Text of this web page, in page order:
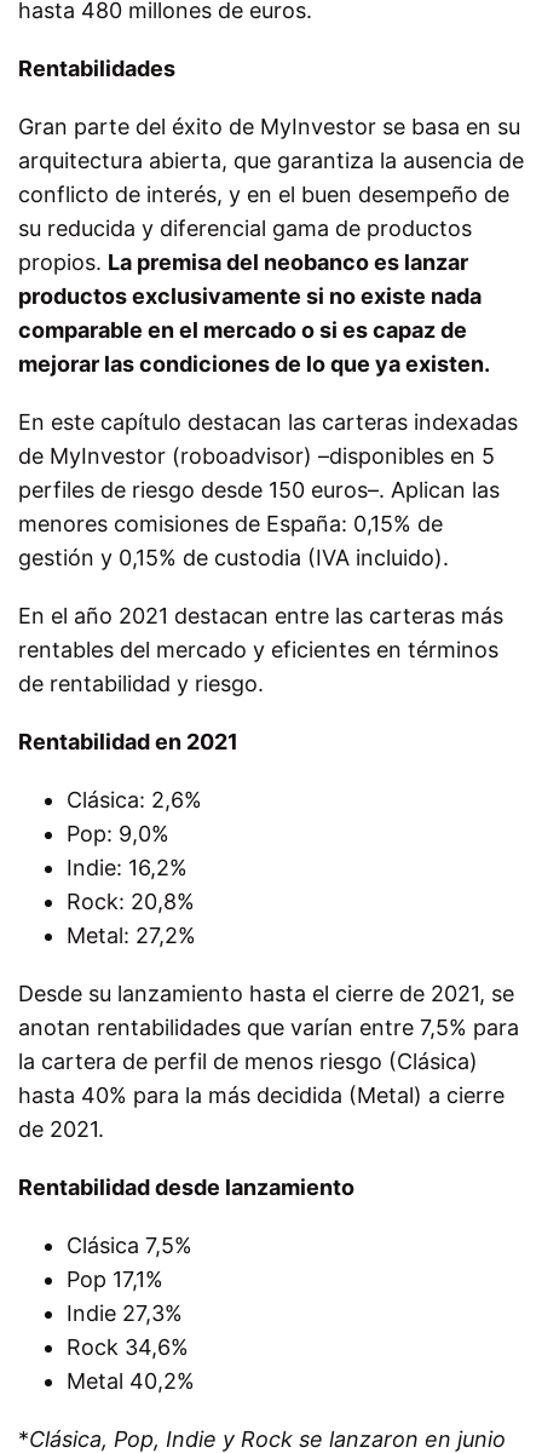
hasta 480 millones de euros.
Rentabilidades
Gran parte del éxito de MyInvestor se basa en su
arquitectura abierta, que garantiza la ausencia de
conflicto de interés, y en el buen desempeño de
su reducida y diferencial gama de productos
propios. La premisa del neobanco es lanzar
productos exclusivamente si no existe nada
comparable en el mercado o si es capaz de
mejorar las condiciones de lo que ya existen.
En este capítulo destacan las carteras indexadas
de MyInvestor (roboadvisor) –disponibles en 5
perfiles de riesgo desde 150 euros–. Aplican las
menores comisiones de España: 0,15% de
gestión y 0,15% de custodia (IVA incluido).
En el año 2021 destacan entre las carteras más
rentables del mercado y eficientes en términos
de rentabilidad y riesgo.
Rentabilidad en 2021
Clásica: 2,6%
Pop: 9,0%
Indie: 16,2%
Rock: 20,8%
Metal: 27,2%
Desde su lanzamiento hasta el cierre de 2021, se
anotan rentabilidades que varían entre 7,5% para
la cartera de perfil de menos riesgo (Clásica)
hasta 40% para la más decidida (Metal) a cierre
de 2021.
Rentabilidad desde lanzamiento
Clásica 7,5%
Pop 17,1%
Indie 27,3%
Rock 34,6%
Metal 40,2%
*Clásica, Pop, Indie y Rock se lanzaron en junio